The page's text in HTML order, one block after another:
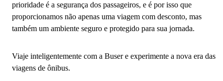
prioridade é a segurança dos passageiros, e é por isso que
proporcionamos não apenas uma viagem com desconto, mas
também um ambiente seguro e protegido para sua jornada.
Viaje inteligentemente com a Buser e experimente a nova era das
viagens de ônibus.